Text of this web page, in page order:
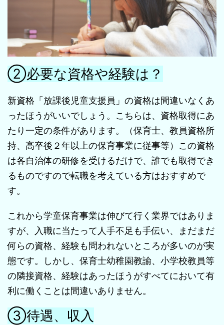
②必要な資格や経験は？
新資格「放課後児童支援員」の資格は間違いなくあ
ったほうがいいでしょう。こちらは、資格取得にあ
たり一定の条件があります。（保育士、教員資格所
持、高卒後２年以上の保育事業に従事等）この資格
は各自治体の研修を受けるだけで、誰でも取得でき
るものですので転職を考えている方はおすすめで
す。
これから学童保育事業は伸びて行く業界ではありま
すが、入職に当たって人手不足も手伝い、まだまだ
何らの資格、経験も問われないところが多いのが実
態です。しかし、保育士幼稚園教諭、小学校教員等
の隣接資格、経験はあったほうがすべてにおいて有
利に働くことは間違いありません。
③待遇、収入